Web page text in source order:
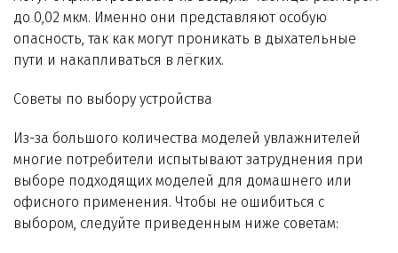
до 0,02 мкм. Именно они представляют особую
опасность, так как могут проникать в дыхательные
пути и накапливаться в лёгких.
Советы по выбору устройства
Из-за большого количества моделей увлажнителей
многие потребители испытывают затруднения при
выборе подходящих моделей для домашнего или
офисного применения. Чтобы не ошибиться с
выбором, следуйте приведенным ниже советам: